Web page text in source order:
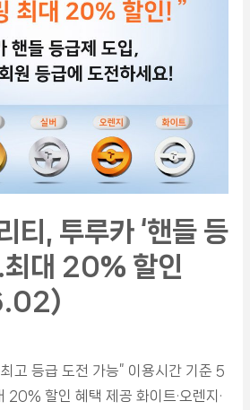
티, 투루카 ‘핸들 등
최대 20% 할인
고 등급 도전 가능” 이용시간 기준 5
20% 할인 혜택 제공 화이트·오렌지·